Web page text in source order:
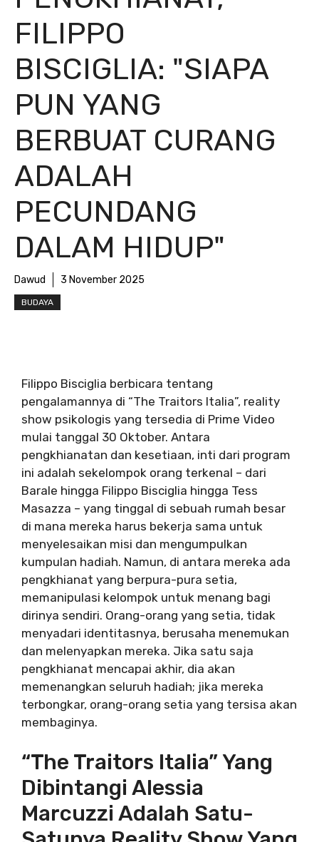
FILIPPO
BISCIGLIA: "SIAPA
PUN YANG
BERBUAT CURANG
ADALAH
PECUNDANG
DALAM HIDUP"
Dawud 3 November 2025
BUDAYA
Filippo Bisciglia berbicara tentang
pengalamannya di “The Traitors Italia”, reality
show psikologis yang tersedia di Prime Video
mulai tanggal 30 Oktober. Antara
pengkhianatan dan kesetiaan, inti dari program
ini adalah sekelompok orang terkenal – dari
Barale hingga Filippo Bisciglia hingga Tess
Masazza – yang tinggal di sebuah rumah besar
di mana mereka harus bekerja sama untuk
menyelesaikan misi dan mengumpulkan
kumpulan hadiah. Namun, di antara mereka ada
pengkhianat yang berpura-pura setia,
memanipulasi kelompok untuk menang bagi
dirinya sendiri. Orang-orang yang setia, tidak
menyadari identitasnya, berusaha menemukan
dan melenyapkan mereka. Jika satu saja
pengkhianat mencapai akhir, dia akan
memenangkan seluruh hadiah; jika mereka
terbongkar, orang-orang setia yang tersisa akan
membaginya.
“The Traitors Italia” Yang
Dibintangi Alessia
Marcuzzi Adalah Satu-